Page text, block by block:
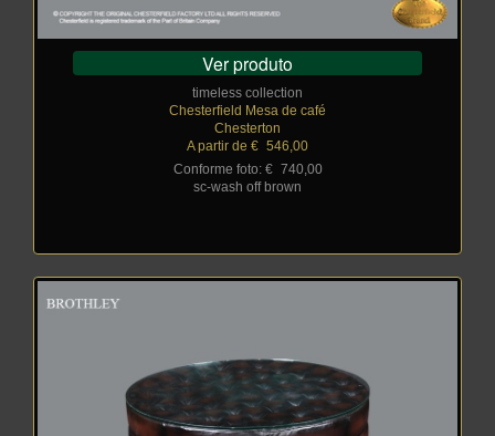
Ver produto
timeless collection
Chesterfield Mesa de café
Chesterton
A partir de € 546,00
Conforme foto: €_ 740,00
sc-wash off brown